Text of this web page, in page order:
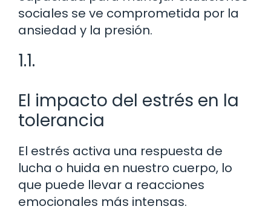
sociales se ve comprometida por la
ansiedad y la presión.
1.1.
El impacto del estrés en la
tolerancia
El estrés activa una respuesta de
lucha o huida en nuestro cuerpo, lo
que puede llevar a reacciones
emocionales más intensas.